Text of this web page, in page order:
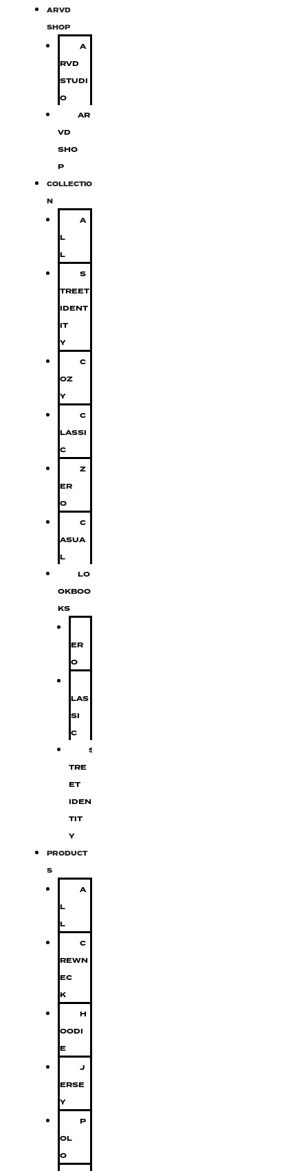
ARVD
SHOP
A
RVD
STUDI
O
AR
VD
SHO
P
COLLECTIO
N
A
L
L
S
TREET
IDENT
IT
Y
C
OZ
Y
C
LASSI
C
Z
ER
O
C
ASUA
L
LO
OKBOO
KS
ER
O
LAS
SI
C
S
TRE
ET
IDEN
TIT
Y
PRODUCT
S
A
L
L
C
REWN
EC
K
H
OODI
E
J
ERSE
Y
P
OL
O